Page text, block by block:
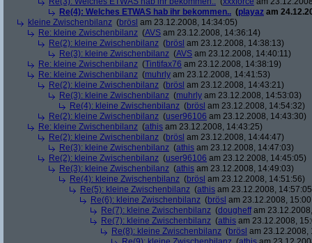
Re(4): Welches ETWAS hab ihr bekommen.. (playaz am
kleine Zwischenbilanz (brösl am 23.12.2008, 14:34:05)
Re: kleine Zwischenbilanz (AVS am 23.12.2008, 14:36:14)
Re(2): kleine Zwischenbilanz (brösl am 23.12.2008, 14:38:13)
Re(3): kleine Zwischenbilanz (AVS am 23.12.2008, 14:40:11)
Re: kleine Zwischenbilanz (Tintifax76 am 23.12.2008, 14:38:19)
Re: kleine Zwischenbilanz (muhrly am 23.12.2008, 14:41:53)
Re(2): kleine Zwischenbilanz (brösl am 23.12.2008, 14:43:21)
Re(3): kleine Zwischenbilanz (muhrly am 23.12.2008, 14:53:03)
Re(4): kleine Zwischenbilanz (brösl am 23.12.2008, 14:54:32)
Re(2): kleine Zwischenbilanz (user96106 am 23.12.2008, 14:43:30)
Re: kleine Zwischenbilanz (athis am 23.12.2008, 14:43:25)
Re(2): kleine Zwischenbilanz (brösl am 23.12.2008, 14:44:47)
Re(3): kleine Zwischenbilanz (athis am 23.12.2008, 14:47:03)
Re(2): kleine Zwischenbilanz (user96106 am 23.12.2008, 14:45:05)
Re(3): kleine Zwischenbilanz (athis am 23.12.2008, 14:49:03)
Re(4): kleine Zwischenbilanz (brösl am 23.12.2008, 14:51:56)
Re(5): kleine Zwischenbilanz (athis am 23.12.2008,
Re(6): kleine Zwischenbilanz (brösl am 23.12.2008,
Re(7): kleine Zwischenbilanz (dougheffam
Re(7): kleine Zwischenbilanz (athis am 23.12.2008,
Re(8): kleine Zwischenbilanz (brösl am 23.12.2008,